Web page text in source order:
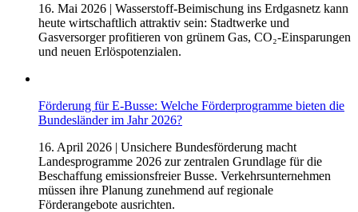
16. Mai 2026 | Wasserstoff-Beimischung ins Erdgasnetz kann
heute wirtschaftlich attraktiv sein: Stadtwerke und
Gasversorger profitieren von grünem Gas, CO₂-Einsparungen
und neuen Erlöspotenzialen.
Förderung für E-Busse: Welche Förderprogramme bieten die
Bundesländer im Jahr 2026?
16. April 2026 | Unsichere Bundesförderung macht
Landesprogramme 2026 zur zentralen Grundlage für die
Beschaffung emissionsfreier Busse. Verkehrsunternehmen
müssen ihre Planung zunehmend auf regionale
Förderangebote ausrichten.